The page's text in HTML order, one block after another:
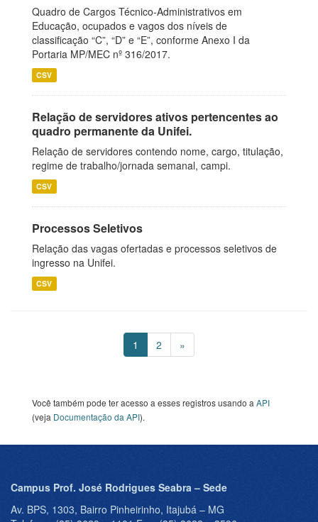
Quadro de Cargos Técnico-Administrativos em
Educação, ocupados e vagos dos níveis de
classificação “C”, “D” e “E”, conforme Anexo I da
Portaria MP/MEC nº 316/2017.
CSV
Relação de servidores ativos pertencentes ao
quadro permanente da Unifei.
Relação de servidores contendo nome, cargo, titulação,
regime de trabalho/jornada semanal, campi.
CSV
Processos Seletivos
Relação das vagas ofertadas e processos seletivos de
ingresso na Unifei.
CSV
1 2 »
Você também pode ter acesso a esses registros usando a API
(veja Documentação da API).
Campus Prof. José Rodrigues Seabra – Sede
Av. BPS, 1303, Bairro Pinheirinho, Itajubá – MG